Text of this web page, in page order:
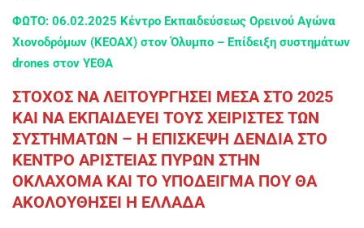
ΦΩΤΟ: 06.02.2025 Κέντρο Εκπαιδεύσεως Ορεινού Αγώνα
Χιονοδρόμων (ΚΕΟΑΧ) στον Όλυμπο – Επίδειξη συστημάτων
drones στον ΥΕΘΑ
ΣΤΟΧΟΣ ΝΑ ΛΕΙΤΟΥΡΓΗΣΕΙ ΜΕΣΑ ΣΤΟ 2025
ΚΑΙ ΝΑ ΕΚΠΑΙΔΕΥΕΙ ΤΟΥΣ ΧΕΙΡΙΣΤΕΣ ΤΩΝ
ΣΥΣΤΗΜΑΤΩΝ – Η ΕΠΙΣΚΕΨΗ ΔΕΝΔΙΑ ΣΤΟ
ΚΕΝΤΡΟ ΑΡΙΣΤΕΙΑΣ ΠΥΡΩΝ ΣΤΗΝ
ΟΚΛΑΧΟΜΑ ΚΑΙ ΤΟ ΥΠΟΔΕΙΓΜΑ ΠΟΥ ΘΑ
ΑΚΟΛΟΥΘΗΣΕΙ Η ΕΛΛΑΔΑ